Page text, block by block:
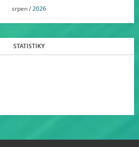
srpen /2026
STATISTIKY